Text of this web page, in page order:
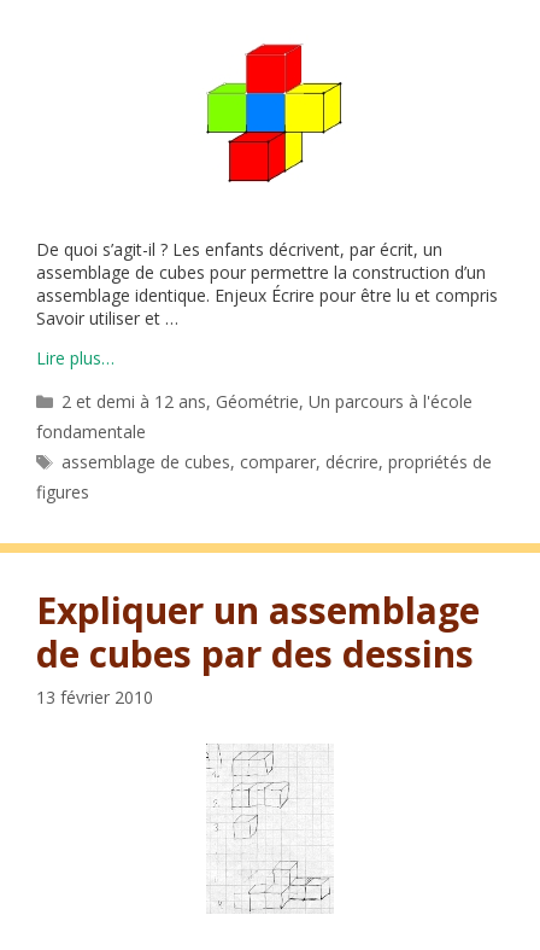
De quoi s’agit-il ? Les enfants décrivent, par écrit, un
assemblage de cubes pour permettre la construction d’un
assemblage identique. Enjeux Écrire pour être lu et compris
Savoir utiliser et …
Lire plus…
Catégories
2 et demi à 12 ans, Géométrie,Un parcours à l'école
fondamentale
Étiquettes
assemblage de cubes, comparer, décrire,propriétés de
figures
Expliquer un assemblage
de cubes par des dessins
13 février 2010